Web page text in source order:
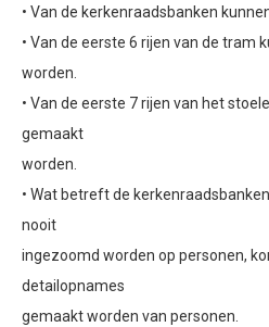
• Van de kerkenraadsbanken
• Van de eerste 6 rijen van de tram
worden.
• Van de eerste 7 rijen van het
gemaakt
worden.
• Wat betreft de
nooit
ingezoomd worden op personen,
detailopnames
gemaakt worden van personen.